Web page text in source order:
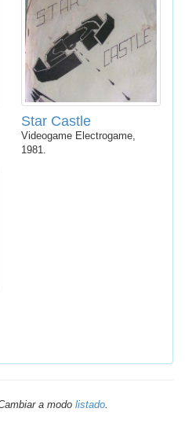
Star Castle
Videogame Electrogame,
1981.
a modo listado.